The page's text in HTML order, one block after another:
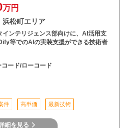
万円
松町エリア
インテリジェンス部向けに、AI活用支
等でのAIの実装支援ができる技術者
ード/ローコード
件 高単価 最新技術
細を見る